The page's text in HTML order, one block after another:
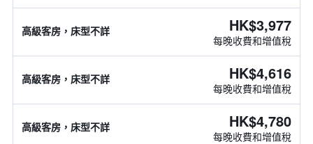
高級客房，床型不詳 HK$3,977
每晚收費和增值稅
高級客房，床型不詳 HK$4,616
每晚收費和增值稅
高級客房，床型不詳 HK$4,780
每晚收費和增值稅